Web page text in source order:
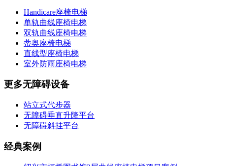
Handicare座椅电梯
单轨曲线座椅电梯
双轨曲线座椅电梯
蒂奥座椅电梯
直线型座椅电梯
室外防雨座椅电梯
更多无障碍设备
站立式代步器
无障碍垂直升降平台
无障碍斜挂平台
经典案例